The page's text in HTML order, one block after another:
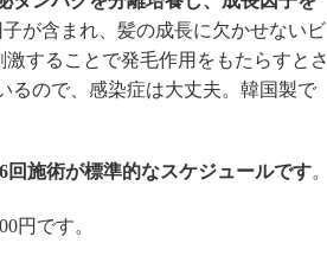
が含まれ、髪の成長に欠かせないビ
することで発毛作用をもたらすとさ
るので、感染症は大丈夫。韓国製で
回施術が標準的なスケジュールです。
円です。